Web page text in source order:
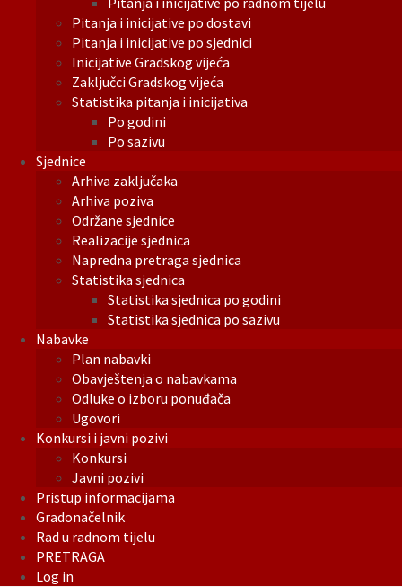
Pitanja i inicijative po dostavi
Pitanja i inicijative po sjednici
Inicijative Gradskog vijeća
Zaključci Gradskog vijeća
Statistika pitanja i inicijativa
Po godini
Po sazivu
Sjednice
Arhiva zaključaka
Arhiva poziva
Održane sjednice
Realizacije sjednica
Napredna pretraga sjednica
Statistika sjednica
Statistika sjednica po godini
Statistika sjednica po sazivu
Nabavke
Plan nabavki
Obavještenja o nabavkama
Odluke o izboru ponuđača
Ugovori
Konkursi i javni pozivi
Konkursi
Javni pozivi
Pristup informacijama
Gradonačelnik
Rad u radnom tijelu
PRETRAGA
Log in